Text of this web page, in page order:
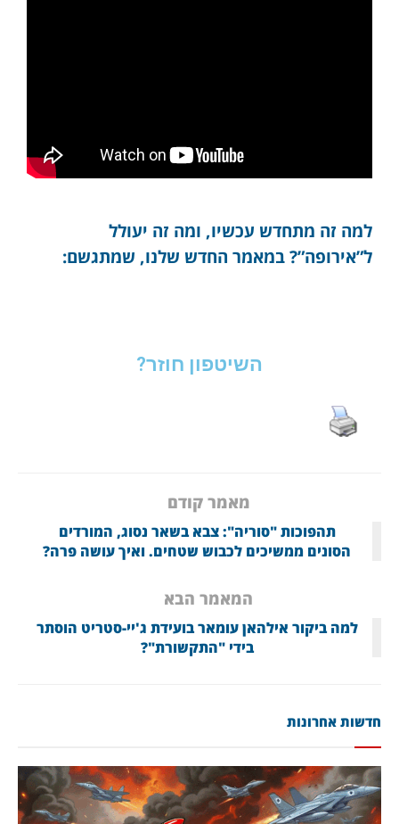
למה זה מתחדש עכשיו, ומה זה יעולל
ל”אירופה”? במאמר החדש שלנו, שמתגשם:
השיטפון חוזר?
מאמר קודם
תהפוכות "סוריה": צבא בשאר נסוג, המורדים
הסונים ממשיכים לכבוש שטחים. ואיך עושה פרה?
המאמר הבא
למה ביקור אילהאן עומאר בועידת ג'יי-סטריט הוסתר
בידי "התקשורת"?
חדשות אחרונות